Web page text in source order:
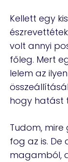
Kellett egy
volt annyi
főleg. Mert
lelem az
hogy hatást
Tudom, mire
fog az is. De
magamból,